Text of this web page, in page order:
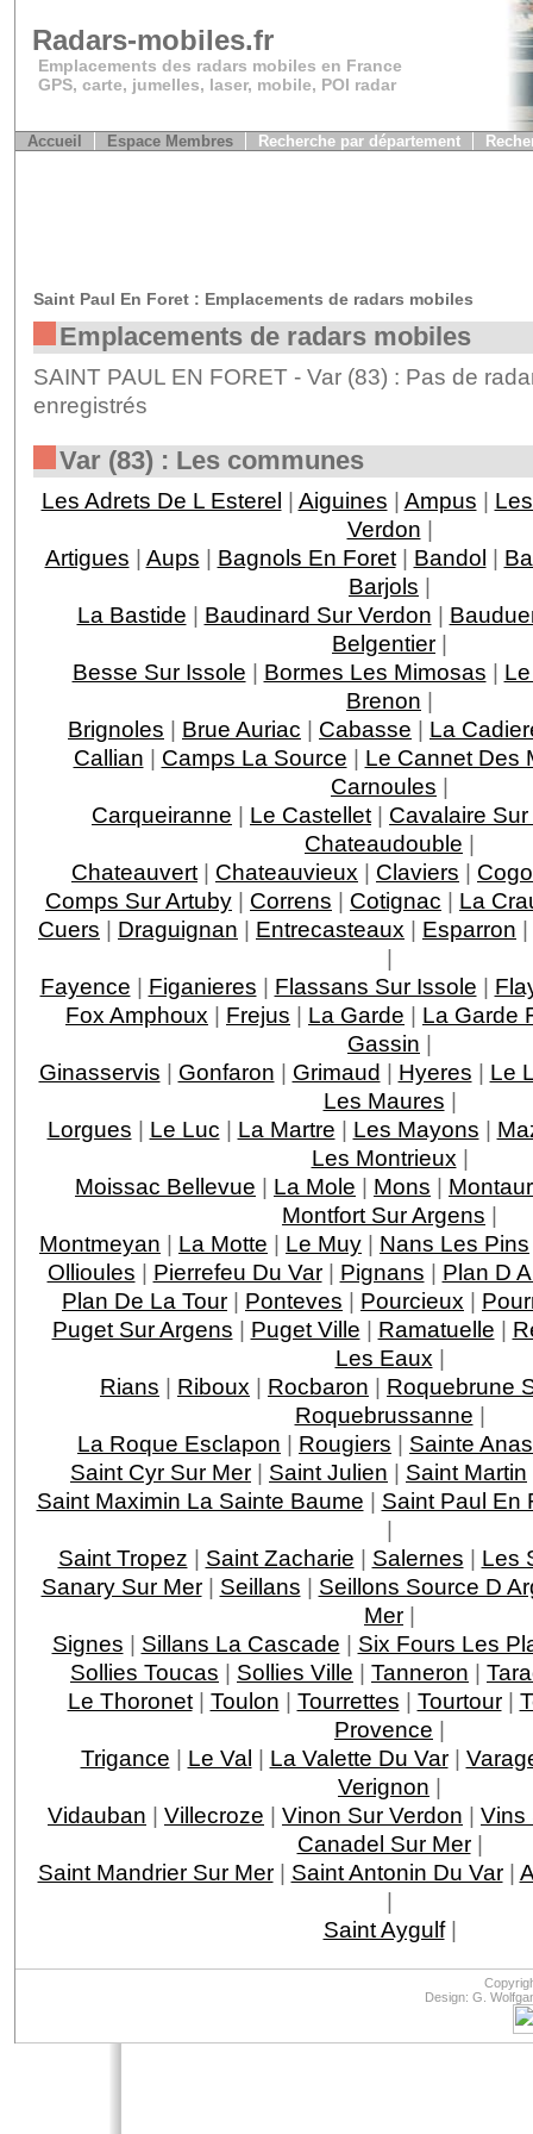
Radars-mobiles.fr
Emplacements des radars mobiles en France
GPS, carte, jumelles, laser, mobile, POI radar
Accueil Espace Membres Recherche par département
Saint Paul En Foret : Emplacements de radars mobiles
Emplacements de radars mobiles
SAINT PAUL EN FORET - Var (83) : Pas de
enregistrés
Var (83) : Les communes
Les Adrets De L Esterel | Aiguines | Ampus |
Verdon |
Artigues | Aups | Bagnols En Foret| Bandol |
Barjols |
La Bastide | Baudinard Sur Verdon |
Belgentier |
Besse Sur Issole | Bormes Les Mimosas |
Brenon |
Brignoles | Brue Auriac | Cabasse | La
Callian | Camps La Source | Le Cannet Des
Carnoules |
Carqueiranne | Le Castellet | Cavalaire
Chateaudouble |
Chateauvert | Chateauvieux | Claviers |
Comps Sur Artuby | Correns | Cotignac | La
Cuers | Draguignan | Entrecasteaux | Esparron |
|
Fayence | Figanieres | Flassans Sur Issole |
Fox Amphoux | Frejus | La Garde | La Garde
Gassin |
Ginasservis | Gonfaron | Grimaud | Hyeres | Le
Les Maures |
Lorgues | Le Luc | La Martre | Les Mayons |
Les Montrieux |
Moissac Bellevue | La Mole | Mons |
Montfort Sur Argens |
Montmeyan | La Motte | Le Muy | Nans Les Pins
Ollioules | Pierrefeu Du Var| Pignans | Plan D
Plan De La Tour | Ponteves | Pourcieux |
Puget Sur Argens | Puget Ville | Ramatuelle |
Les Eaux |
Rians | Riboux | Rocbaron | Roquebrune
Roquebrussanne |
La Roque Esclapon | Rougiers | Sainte
Saint Cyr Sur Mer | Saint Julien | Saint Martin
Saint Maximin La Sainte Baume | Saint Paul En
|
Saint Tropez | Saint Zacharie | Salernes | Les
Sanary Sur Mer| Seillans | Seillons Source D
Mer |
Signes | Sillans La Cascade | Six Fours Les
Sollies Toucas | Sollies Ville | Tanneron |
Le Thoronet| Toulon | Tourrettes | Tourtour|
Provence |
Trigance | Le Val | La Valette Du Var|
Verignon |
Vidauban | Villecroze | Vinon Sur Verdon | Vins
Canadel Sur Mer|
Saint Mandrier Sur Mer| Saint Antonin Du Var|
|
Saint Aygulf|
Design: G.